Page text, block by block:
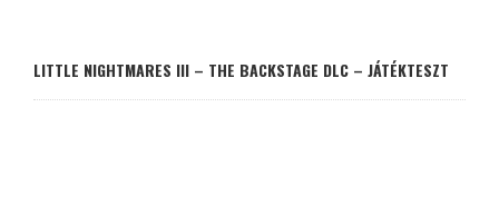
LITTLE NIGHTMARES III – THE BACKSTAGE DLC – JÁTÉKTESZT